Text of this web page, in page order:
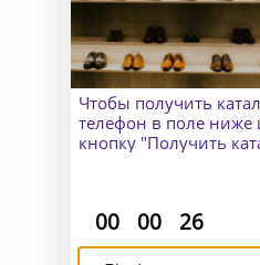
Доставка и
замерщик, а для
из других
удаленный пошив
макеты для
Чтобы получить
телефон в поле ниже
кнопку "Получить
00 00 25